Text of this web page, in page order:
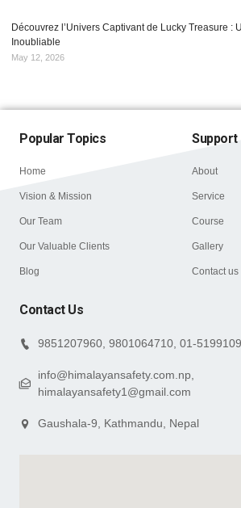
Découvrez l’Univers Captivant de Lucky Treasure :
Inoubliable
May 12, 2026
Popular Topics
Home
Vision & Mission
Our Team
Our Valuable Clients
Blog
Support
About
Service
Course
Gallery
Contact us
Contact Us
9851207960, 9801064710, 01-5199109
info@himalayansafety.com.np,
himalayansafety1@gmail.com
Gaushala-9, Kathmandu, Nepal